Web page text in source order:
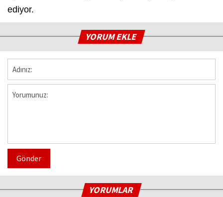
ediyor.
YORUM EKLE
Gönder
YORUMLAR